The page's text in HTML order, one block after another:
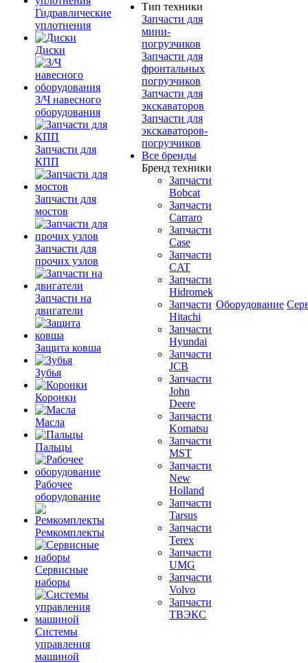
Гидравлические
уплотнения
Диски
З/Ч навесного
оборудования
Запчасти для
КПП
Запчасти для
мостов
Запчасти для
прочих узлов
Запчасти на
двигатели
Защита ковша
Зубья
Коронки
Масла
Пальцы
Рабочее
оборудование
Ремкомплекты
Сервисные
наборы
Системы
управления
машиной
Тип техники
Запчасти для
мини-
погрузчиков
Запчасти для
фронтальных
погрузчиков
Запчасти для
экскаваторов
Запчасти для
экскаваторов-
погрузчиков
Все бренды
Бренд техники
Запчасти
Bobcat
Запчасти
Carraro
Запчасти
Case
Запчасти
CAT
Запчасти
Hidromek
Запчасти
Hitachi
Запчасти
Hyundai
Запчасти
JCB
Запчасти
John
Deere
Запчасти
Komatsu
Запчасти
MST
Запчасти
New
Holland
Запчасти
Tarsus
Запчасти
Terex
Запчасти
UMG
Запчасти
Volvo
Запчасти
ТВЭКС
Оборудование